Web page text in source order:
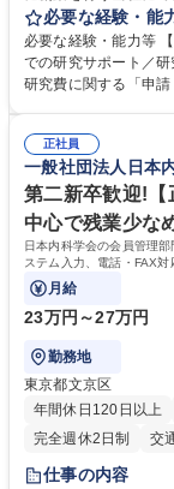
なぐハブとして、契
す。 ■見積取得、発注、検収、請求処理等の事務手続き ■委託先との定例
会議の調整・アジェ
SOP等の整備・版管
集職種 研究事務【フ
必要な経験・能
必要な経験・能力等
での研究サポート／
研究費に関する「申
き方について】フル
イフスタイルに応じ
援します。
正社員
一般社団法人日本
第二新卒歓迎!【
中心で残業少な
日本内科学会の会員管理
ステム入力、電話・FAX
などにも幅広く携わってい
月給
23万円～27万円
勤務地
東京都文京区
年間休日120日以上
完全週休2日制
交
仕事の内容